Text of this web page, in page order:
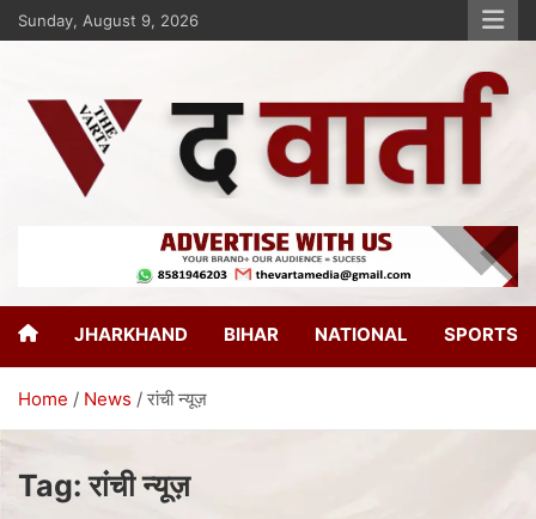
Sunday, August 9, 2026
The Varta
JHARKHAND BIHAR NATIONAL SPORTS
Home News रांची न्यूज़
Tag:रांची न्यूज़